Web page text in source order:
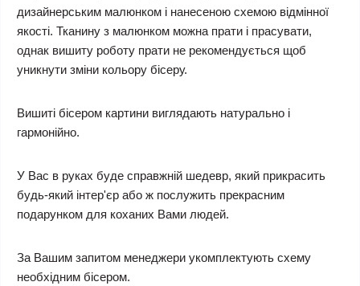
дизайнерським малюнком і нанесеною схемою відмінної
якості. Тканину з малюнком можна прати і прасувати,
однак вишиту роботу прати не рекомендується щоб
уникнути зміни кольору бісеру.
Вишиті бісером картини виглядають натурально і
гармонійно.
У Вас в руках буде справжній шедевр, який прикрасить
будь-який інтер'єр або ж послужить прекрасним
подарунком для коханих Вами людей.
За Вашим запитом менеджери укомплектують схему
необхідним бісером.